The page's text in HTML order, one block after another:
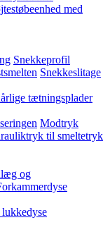
med
Snekkeprofil
Snekkeslitage
tætningsplader
Modtryk
til smeltetryk
og